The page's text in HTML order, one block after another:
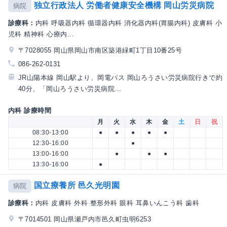
病院 独立行政法人 労働者健康安全機構 岡山労災病院
診療科： 内科 呼吸器内科 循環器内科 消化器内科(胃腸内科) 皮膚科 小
児科 精神科 心療内...
〒7028055 岡山県岡山市南区築港緑町1丁目10番25号
086-262-0131
JR山陽本線 岡山駅より、岡電バス 岡山ろうさい労災病院行きで約
40分、「岡山ろうさい労災病院...
内科 診療時間
月 火 水 木 金 土 日
祝
08:30-13:00
● ● ● ●
●
12:30-16:00
●
13:00-16:00
● ●
●
13:30-16:00
●
病院 国立療養所 邑久光明園
診療科： 内科 皮膚科 外科 整形外科 眼科 耳鼻いんこう科 歯科
〒7014501 岡山県瀬戸内市邑久町虫明6253